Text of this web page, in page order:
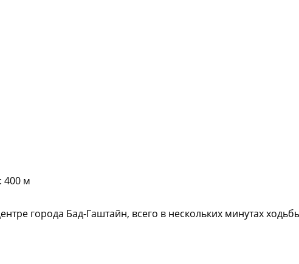
400 м
города Бад-Гаштайн, всего в нескольких минутах